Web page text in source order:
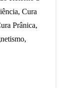
Cura
Prânica,